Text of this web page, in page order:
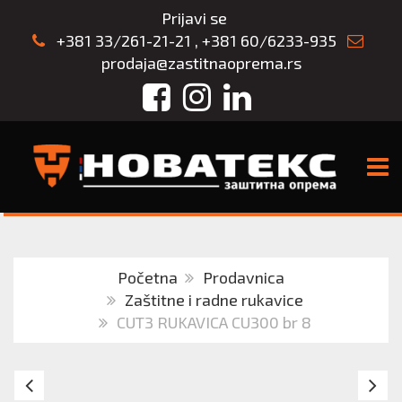
Prijavi se
+381 33/261-21-21 , +381 60/6233-935
prodaja@zastitnaoprema.rs
FacebookInstagram
LinkedIn
Početna
Prodavnica
Zaštitne i radne rukavice
CUT3 RUKAVICA CU300 br 8
Rukavice